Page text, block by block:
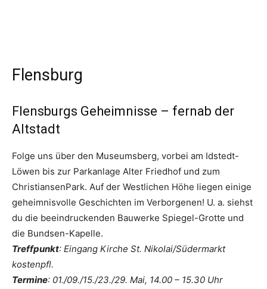
Flensburg
Flensburgs Geheimnisse – fernab der
Altstadt
Folge uns über den Museumsberg, vorbei am Idstedt-
Löwen bis zur Parkanlage Alter Friedhof und zum
ChristiansenPark. Auf der Westlichen Höhe liegen einige
geheimnisvolle Geschichten im Verborgenen! U. a. siehst
du die beeindruckenden Bauwerke Spiegel-Grotte und
die Bundsen-Kapelle.
Treffpunkt: Eingang Kirche St. Nikolai/Südermarkt
kostenpfl.
Termine: 01./09./15./23./29. Mai, 14.00 – 15.30 Uhr